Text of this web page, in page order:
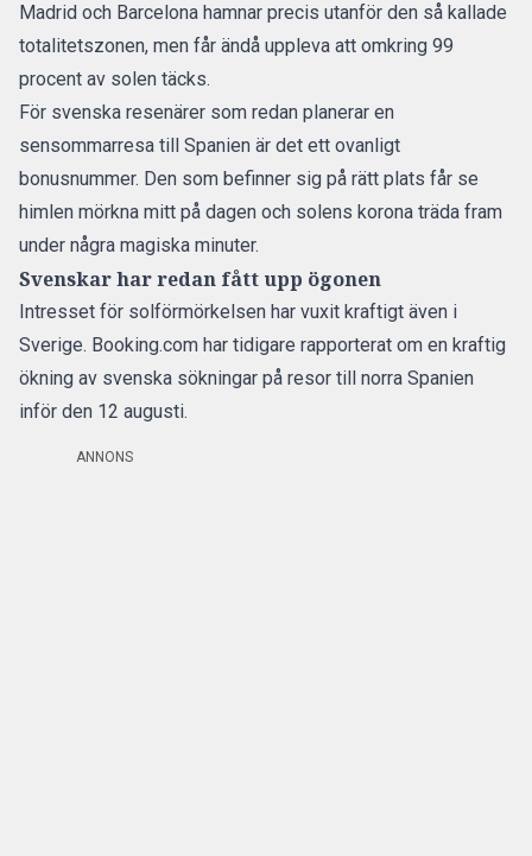
Madrid och Barcelona hamnar precis utanför den så kallade
totalitetszonen, men får ändå uppleva att omkring 99
procent av solen täcks.
För svenska resenärer som redan planerar en
sensommarresa till Spanien är det ett ovanligt
bonusnummer. Den som befinner sig på rätt plats får se
himlen mörkna mitt på dagen och solens korona träda fram
under några magiska minuter.
Svenskar har redan fått upp ögonen
Intresset för solförmörkelsen har vuxit kraftigt även i
Sverige. Booking.com har tidigare rapporterat om en kraftig
ökning av svenska sökningar på resor till norra Spanien
inför den 12 augusti.
ANNONS